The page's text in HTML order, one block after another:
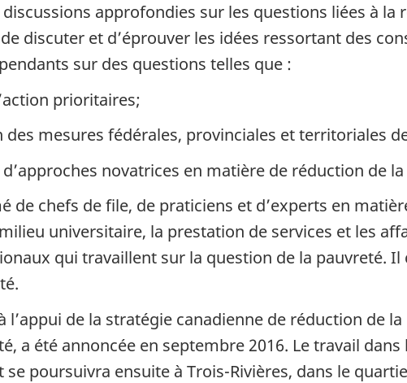
approfondies sur les questions liées à
discuter et d’éprouver les idées ressortant des
sur des questions telles que :
prioritaires;
des mesures fédérales, provinciales et territoriales
novatrices en matière de réduction de
de chefs de file, de praticiens et d’experts en
universitaire, la prestation de services et les
qui travaillent sur la question de la pauvreté.
l’appui de la stratégie canadienne de réduction de
a été annoncée en septembre 2016. Le travail
se poursuivra ensuite à Trois-Rivières, dans le